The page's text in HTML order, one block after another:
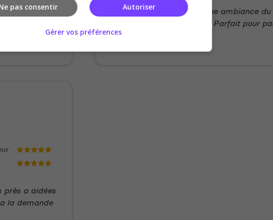
pour le
pas a
nouveaux
Bon serveur ! une bonne ambiance
sympathie, conviviale. Parfait pour
près a aidées
la demande
Autoriser
pas consentir
Gérer vos préférences